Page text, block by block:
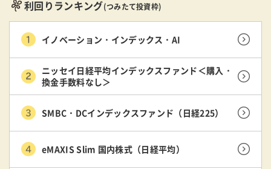
利回りランキング(つみたて投資枠)
イノベーション・インデックス・AI
ニッセイ日経平均インデックスファンド＜購入・
換金手数料なし＞
SMBC・DCインデックスファンド（日経225）
eMAXIS Slim 国内株式（日経平均）